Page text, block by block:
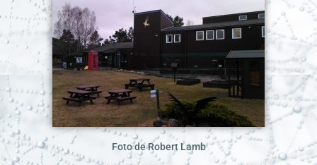
Foto de Robert Lamb